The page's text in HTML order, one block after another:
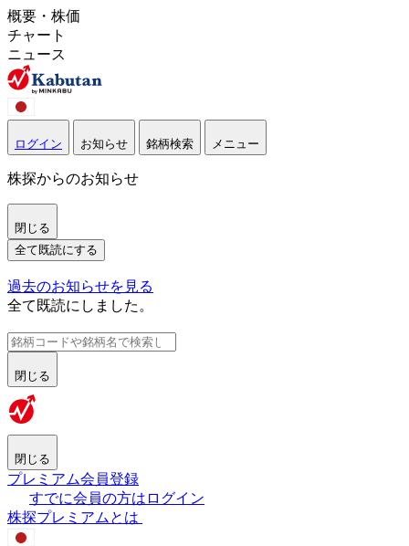
概要・株価
チャート
ニュース
ログイン お知らせ 銘柄検索 メニュー
株探からのお知らせ
閉じる
全て既読にする
過去のお知らせを見る
全て既読にしました。
閉じる
閉じる
プレミアム会員登録
すでに会員の方はログイン
株探プレミアムとは